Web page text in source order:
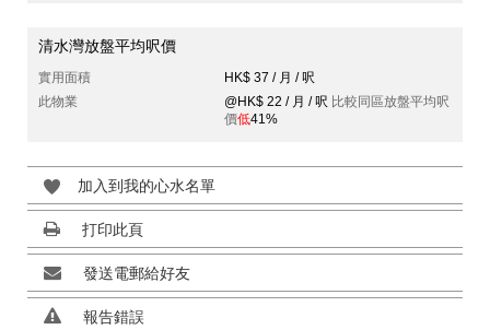
清水灣放盤平均呎價
實用面積
HK$ 37 / 月 / 呎
此物業
@HK$ 22 / 月 / 呎 比較同區放盤平均呎
價低41%
加入到我的心水名單
打印此頁
發送電郵給好友
報告錯誤